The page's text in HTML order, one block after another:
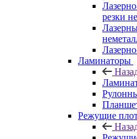
резки
Ламинаторы
Режущие